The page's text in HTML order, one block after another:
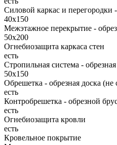
Силовой каркас и перегородки -
40х150
Межэтажное перекрытие -
50х200
Огнебиозащита каркаса стен
есть
Стропильная система - обрезная
50х150
Обрешетка - обрезная доска
есть
Контробрешетка - обрезной
есть
Огнебиозащита кровли
есть
Кровельное покрытие